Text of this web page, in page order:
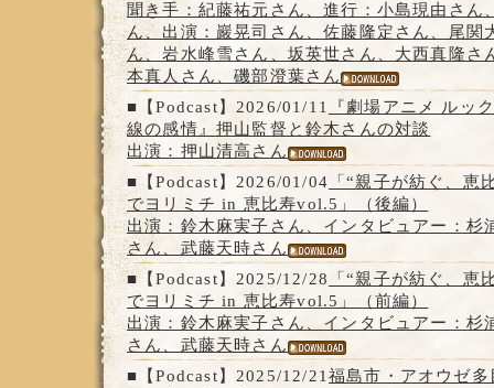
聞き手：紀藤祐元さん、進行：小島現由さん
ん、出演：巖晃司さん、佐藤隆定さん、尾関
ん、岩水峰雪さん、坂英世さん、大西真隆さ
本真人さん、磯部澄葉さん
■【Podcast】2026/01/11
『劇場アニメ ルッ
線の感情』押山監督と鈴木さんの対談
出演：押山清高さん
■【Podcast】2026/01/04 「“親子が紡ぐ、恵
でヨリミチ in 恵比寿vol.5」（後編）
出演：鈴木麻実子さん、インタビュアー：杉
さん、武藤天時さん
■【Podcast】2025/12/28
「“親子が紡ぐ、恵
でヨリミチ in 恵比寿vol.5」（前編）
出演：鈴木麻実子さん、インタビュアー：杉
さん、武藤天時さん
■【Podcast】2025/12/21 福島市・アオウゼ